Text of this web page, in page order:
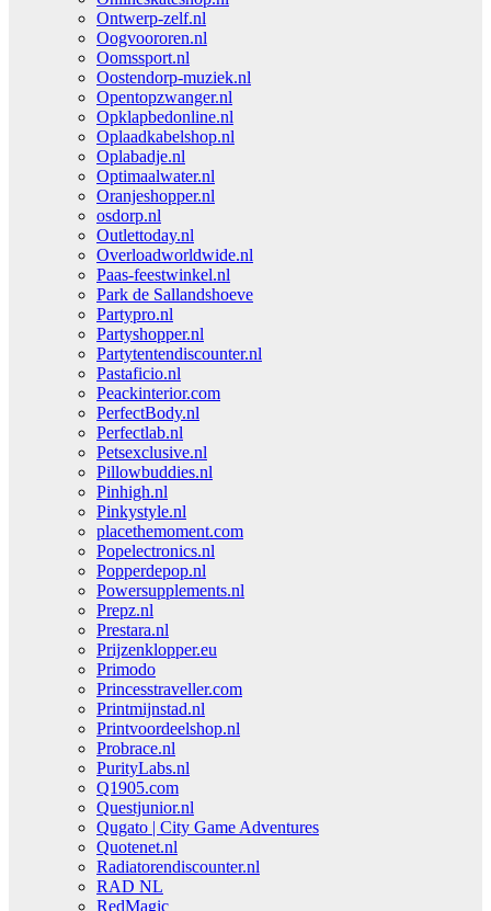
Ontwerp-zelf.nl
Oogvoororen.nl
Oomssport.nl
Oostendorp-muziek.nl
Opentopzwanger.nl
Opklapbedonline.nl
Oplaadkabelshop.nl
Oplabadje.nl
Optimaalwater.nl
Oranjeshopper.nl
osdorp.nl
Outlettoday.nl
Overloadworldwide.nl
Paas-feestwinkel.nl
Park de Sallandshoeve
Partypro.nl
Partyshopper.nl
Partytentendiscounter.nl
Pastaficio.nl
Peackinterior.com
PerfectBody.nl
Perfectlab.nl
Petsexclusive.nl
Pillowbuddies.nl
Pinhigh.nl
Pinkystyle.nl
placethemoment.com
Popelectronics.nl
Popperdepop.nl
Powersupplements.nl
Prepz.nl
Prestara.nl
Prijzenklopper.eu
Primodo
Princesstraveller.com
Printmijnstad.nl
Printvoordeelshop.nl
Probrace.nl
PurityLabs.nl
Q1905.com
Questjunior.nl
Qugato | City Game Adventures
Quotenet.nl
Radiatorendiscounter.nl
RAD NL
RedMagic